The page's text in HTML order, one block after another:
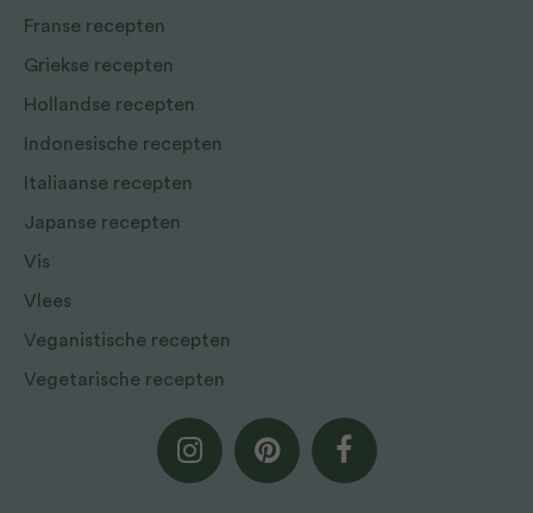
Franse recepten
Griekse recepten
Hollandse recepten
Indonesische recepten
Italiaanse recepten
Japanse recepten
Vis
Vlees
Veganistische recepten
Vegetarische recepten